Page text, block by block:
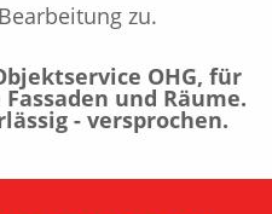
zu.
OHG, für
und Räume.
- versprochen.